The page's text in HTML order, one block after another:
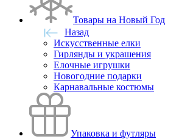
Товары на Новый Год
Назад
Искусственные елки
Гирлянды и украшения
Елочные игрушки
Новогодние подарки
Карнавальные костюмы
Упаковка и футляры